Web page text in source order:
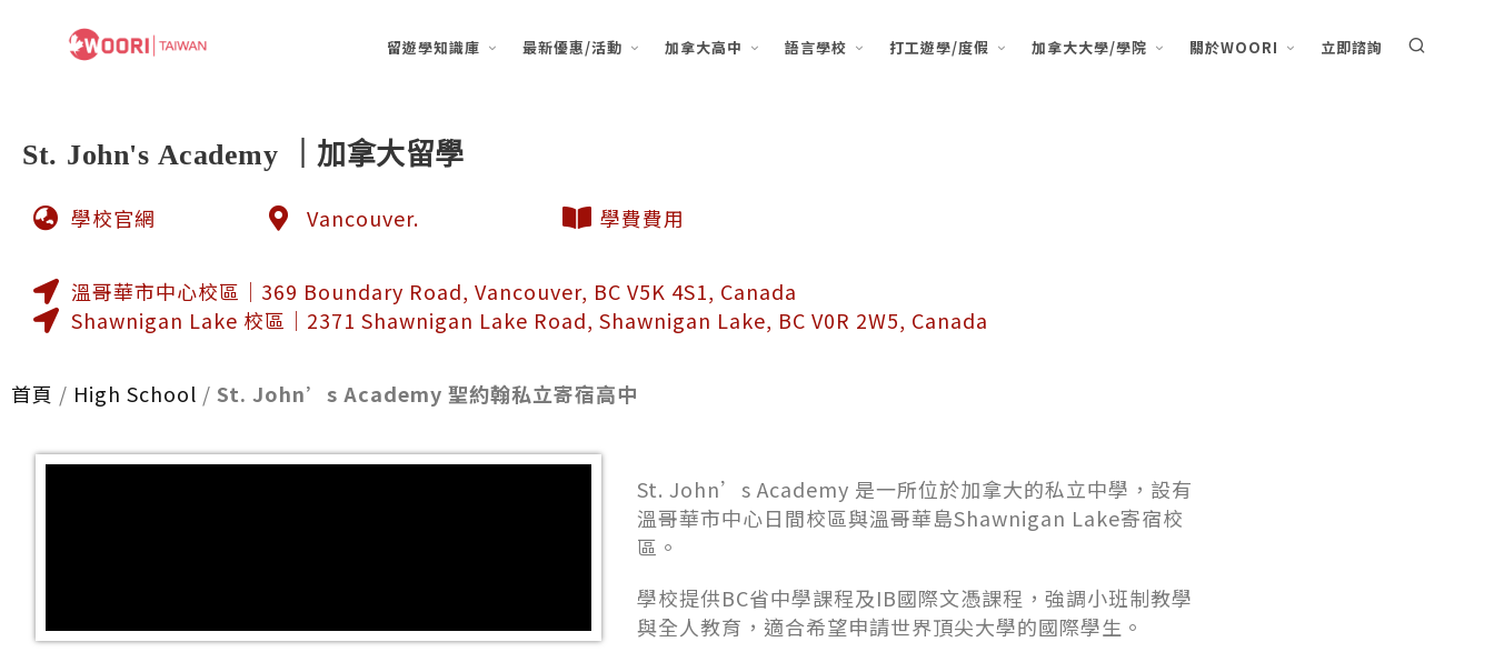
留遊學知識庫 最新優惠/活動 加拿大高中 語言學校 打工遊學/度假 加拿大大學/學院 關於WOORI 立即諮詢
St. John's Academy ｜加拿大留學
學校官網 Vancouver. 學費費用
溫哥華市中心校區｜369 Boundary Road, Vancouver, BC V5K 4S1, Canada
Shawnigan Lake 校區｜2371 Shawnigan Lake Road, Shawnigan Lake, BC V0R 2W5, Canada
首頁 / High School / St. John’s Academy 聖約翰私立寄宿高中
St. John’s Academy 是一所位於加拿大的私立中學，設有
溫哥華市中心日間校區與溫哥華島Shawnigan Lake寄宿校
區。
學校提供BC省中學課程及IB國際文憑課程，強調小班制教學
與全人教育，適合希望申請世界頂尖大學的國際學生。